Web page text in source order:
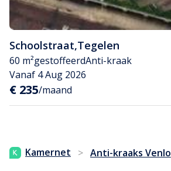
Schoolstraat,Tegelen
60 m²gestoffeerdAnti-kraak
Vanaf 4 Aug 2026
€ 235/maand
Kamernet > Anti-kraaks Venlo